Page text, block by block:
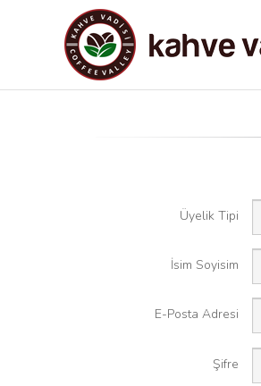
Üyelik Tipi
İsim Soyisim
E-Posta Adresi
Şifre